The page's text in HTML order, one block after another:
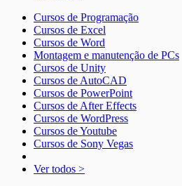
Cursos de Programação
Cursos de Excel
Cursos de Word
Montagem e manutenção de PCs
Cursos de Unity
Cursos de AutoCAD
Cursos de PowerPoint
Cursos de After Effects
Cursos de WordPress
Cursos de Youtube
Cursos de Sony Vegas
Ver todos >